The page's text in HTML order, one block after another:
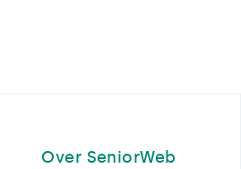
Over SeniorWeb